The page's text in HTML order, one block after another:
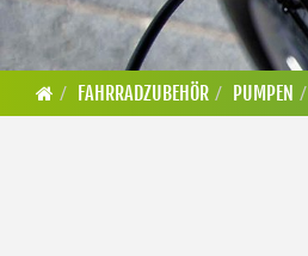
FAHRRADZUBEHÖR PUMPEN